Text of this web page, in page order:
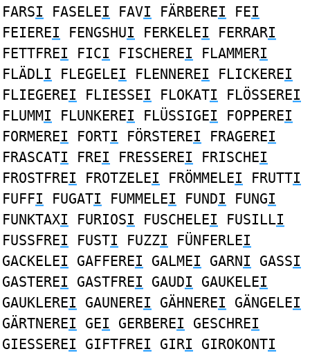
FARSI FASELEI FAVI FÄRBEREI FEI
FEIEREI FENGSHUI FERKELEI FERRARI
FETTFREI FICI FISCHEREI FLAMMERI
FLÄDLI FLEGELEI FLENNEREI FLICKEREI
FLIEGEREI FLIESSEI FLOKATI FLÖSSEREI
FLUMMI FLUNKEREI FLÜSSIGEI FOPPEREI
FORMEREI FORTI FÖRSTEREI FRAGEREI
FRASCATI FREI FRESSEREI FRISCHEI
FROSTFREI FROTZELEI FRÖMMELEI FRUTTI
FUFFI FUGATI FUMMELEI FUNDI FUNGI
FUNKTAXI FURIOSI FUSCHELEI FUSILLI
FUSSFREI FUSTI FUZZI FÜNFERLEI
GACKELEI GAFFEREI GALMEI GARNI GASSI
GASTEREI GASTFREI GAUDI GAUKELEI
GAUKLEREI GAUNEREI GÄHNEREI GÄNGELEI
GÄRTNEREI GEI GERBEREI GESCHREI
GIESSEREI GIFTFREI GIRI GIROKONTI